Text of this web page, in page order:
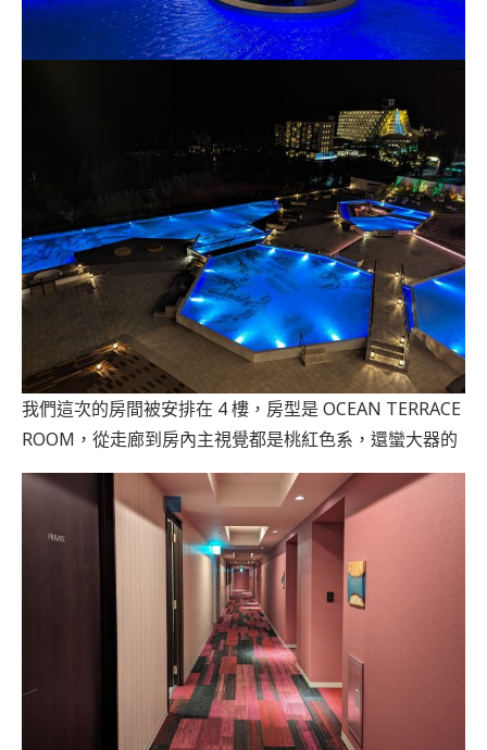
我們這次的房間被安排在 4 樓，房型是 OCEAN TERRACE
ROOM，從走廊到房內主視覺都是桃紅色系，還蠻大器的